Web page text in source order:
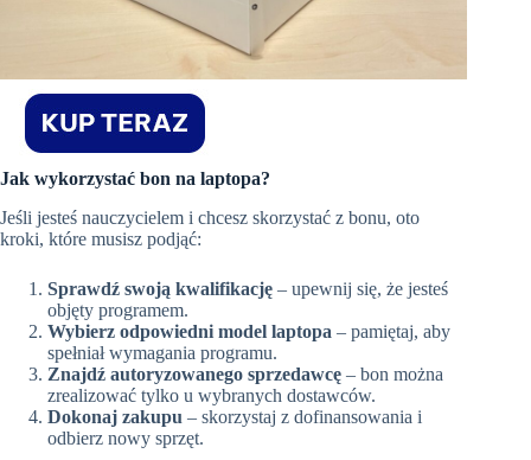
Jak wykorzystać bon na laptopa?
Jeśli jesteś nauczycielem i chcesz skorzystać z bonu, oto
kroki, które musisz podjąć:
Sprawdź swoją kwalifikację – upewnij się, że jesteś
objęty programem.
Wybierz odpowiedni model laptopa – pamiętaj, aby
spełniał wymagania programu.
Znajdź autoryzowanego sprzedawcę – bon można
zrealizować tylko u wybranych dostawców.
Dokonaj zakupu – skorzystaj z dofinansowania i
odbierz nowy sprzęt.